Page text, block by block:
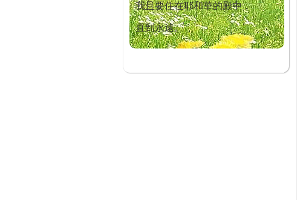
我且要住在耶和華的殿中，
直到永遠。